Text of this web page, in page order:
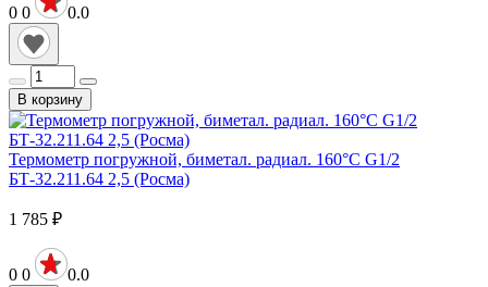
0 0 0.0
В корзину
Термометр погружной, биметал. радиал. 160°С G1/2
БТ-32.211.64 2,5 (Росма)
1 785 ₽
0 0 0.0